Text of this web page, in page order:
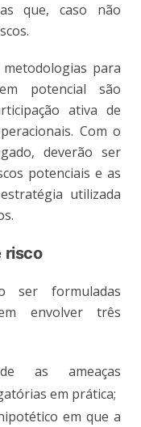
que, caso não
para
potencial são
ativa de
Com o
deverão ser
potenciais e as
utilizada
risco
ser formuladas
envolver três
as ameaças
em prática;
em que a